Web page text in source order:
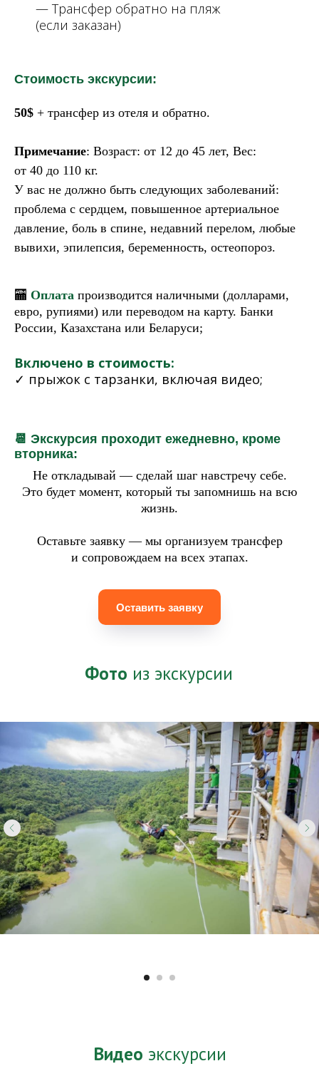
— Трансфер обратно на пляж
(если заказан)
Стоимость экскурсии:
50$ + трансфер из отеля и обратно.
Примечание: Возраст: от 12 до 45 лет, Вес:
от 40 до 110 кг.
У вас не должно быть следующих заболеваний:
проблема с сердцем, повышенное артериальное
давление, боль в спине, недавний перелом, любые
вывихи, эпилепсия, беременность, остеопороз.
🏧 Оплата производится наличными (долларами,
евро, рупиями) или переводом на карту. Банки
России, Казахстана или Беларуси;
Включено в стоимость:
✓ прыжок с тарзанки, включая видео;
📆 Экскурсия проходит ежедневно, кроме
вторника:
Не откладывай — сделай шаг навстречу себе.
Это будет момент, который ты запомнишь на всю
жизнь.
Оставьте заявку — мы организуем трансфер
и сопровождаем на всех этапах.
Оставить заявку
Фото из экскурсии
Видео экскурсии